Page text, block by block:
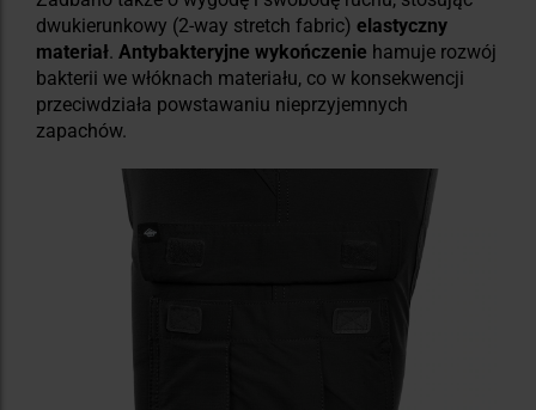
dwukierunkowy (2-way stretch fabric) elastyczny
materiał. Antybakteryjne wykończenie hamuje rozwój
bakterii we włóknach materiału, co w konsekwencji
przeciwdziała powstawaniu nieprzyjemnych
zapachów.